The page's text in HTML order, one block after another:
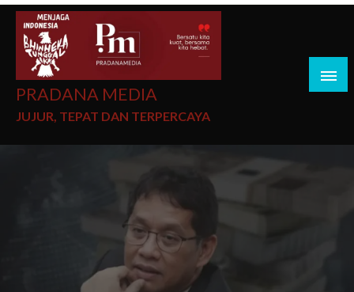
PRADANA MEDIA
JUJUR, TEPAT DAN TERPERCAYA